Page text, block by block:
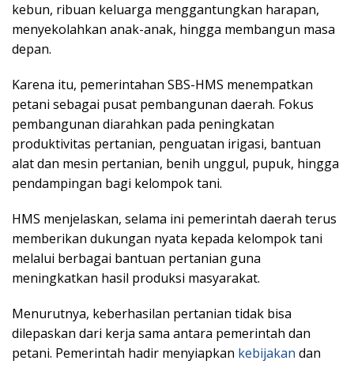
kebun, ribuan keluarga menggantungkan harapan,
menyekolahkan anak-anak, hingga membangun masa
depan.
Karena itu, pemerintahan SBS-HMS menempatkan
petani sebagai pusat pembangunan daerah. Fokus
pembangunan diarahkan pada peningkatan
produktivitas pertanian, penguatan irigasi, bantuan
alat dan mesin pertanian, benih unggul, pupuk, hingga
pendampingan bagi kelompok tani.
HMS menjelaskan, selama ini pemerintah daerah terus
memberikan dukungan nyata kepada kelompok tani
melalui berbagai bantuan pertanian guna
meningkatkan hasil produksi masyarakat.
Menurutnya, keberhasilan pertanian tidak bisa
dilepaskan dari kerja sama antara pemerintah dan
petani. Pemerintah hadir menyiapkan kebijakan dan